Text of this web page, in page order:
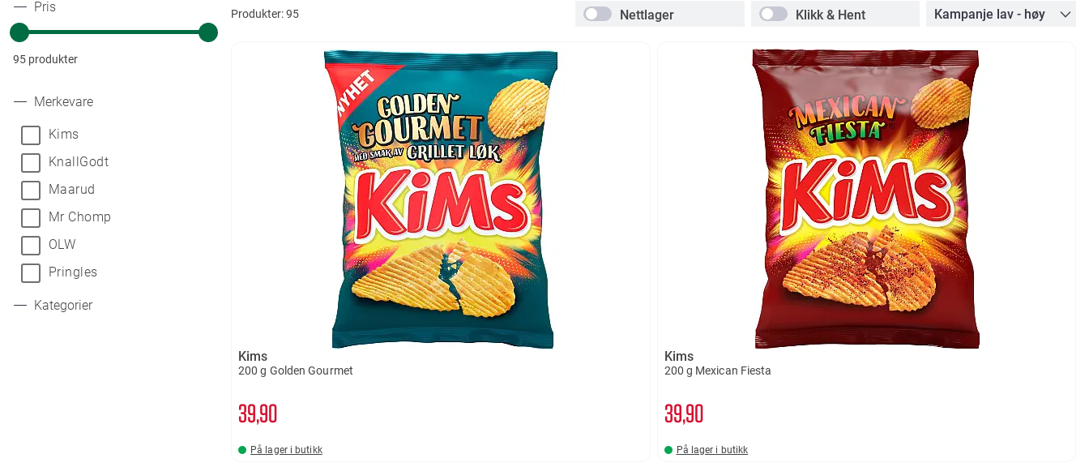
Nettlager Klikk & Hent
Produkter:95
Kims
200 g Golden Gourmet
3990
På lager i butikk
Kims
200 g Mexican Fiesta
3990
På lager i butikk
Pris
95 produkter
Merkevare
Kims
KnallGodt
Maarud
Mr Chomp
OLW
Pringles
Kategorier